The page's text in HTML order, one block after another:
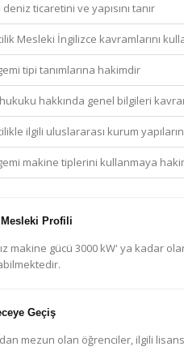
ticaretini ve yapısını tanır
Mesleki İngilizce kavramlarını
tipi tanımlarına hakimdir
hakkında genel bilgileri
ilgili uluslararası kurum
makine tiplerini kullanmaya
Mesleki Profili
makine gücü 3000 kW' ya kadar
Geçiş
mezun olan öğrenciler, ilgili lisans